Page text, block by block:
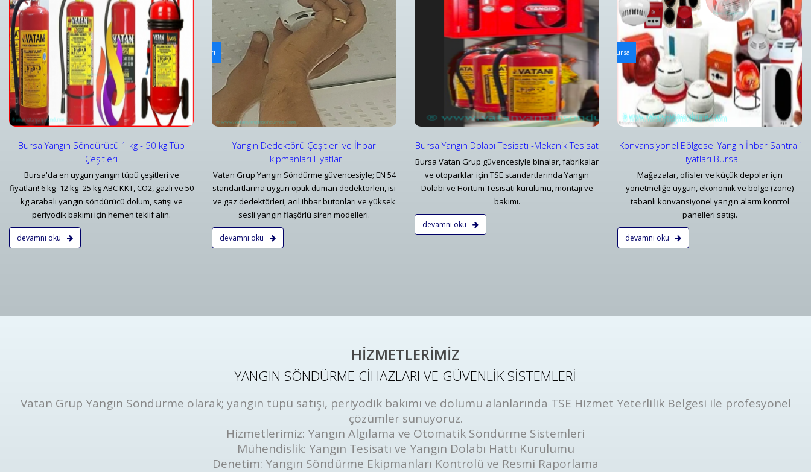
Bursa Yangın Söndürücü 1 kg - 50 kg Tüp
Çeşitleri
Bursa'da en uygun yangın tüpü çeşitleri ve
fiyatları! 6 kg -12 kg -25 kg ABC KKT, CO2, gazlı ve 50
kg arabalı yangın söndürücü dolum, satışı ve
periyodik bakımı için hemen teklif alın.
devamnı oku
Yangın Dedektörleri & Sensörleri (Duman, Isı, Gaz)
Yangın Dedektörü Çeşitleri ve İhbar Ekipmanları Fiyatları
Detaylar
Yangın Dedektörü Çeşitleri ve İhbar
Ekipmanları Fiyatları
Vatan Grup Yangın Söndürme güvencesiyle; EN 54
standartlarına uygun optik duman dedektörleri, ısı
ve gaz dedektörleri, acil ihbar butonları ve yüksek
sesli yangın flaşörlü siren modelleri.
devamnı oku
Yangın Dolabı ve Hortum Tesisatı
Bursa Yangın Dolabı Tesisatı -Mekanik Tesisat
Detaylar
Bursa Yangın Dolabı Tesisatı -Mekanik Tesisat
Bursa Vatan Grup güvencesiyle binalar, fabrikalar
ve otoparklar için TSE standartlarında Yangın
Dolabı ve Hortum Tesisatı kurulumu, montajı ve
bakımı.
devamnı oku
Yangın Alarm & Kontrol Panelleri
Konvansiyonel Bölgesel Yangın İhbar Santrali Fiyatları Bursa
Detaylar
Konvansiyonel Bölgesel Yangın İhbar Santrali
Fiyatları Bursa
Mağazalar, ofisler ve küçük depolar için
yönetmeliğe uygun, ekonomik ve bölge (zone)
tabanlı konvansiyonel yangın alarm kontrol
panelleri satışı.
devamnı oku
Arabalı Yangın Hortum Makaraları
Tekerlekli Mobil Yangın Hortumu Makaraları ve
Detaylar
HİZMETLERİMİZ
YANGIN SÖNDÜRME CİHAZLARI VE GÜVENLİK SİSTEMLERİ
Vatan Grup Yangın Söndürme olarak; yangın tüpü satışı, periyodik bakımı ve dolumu alanlarında TSE Hizmet Yeterlilik Belgesi ile profesyonel
çözümler sunuyoruz.
Hizmetlerimiz: Yangın Algılama ve Otomatik Söndürme Sistemleri
Mühendislik: Yangın Tesisatı ve Yangın Dolabı Hattı Kurulumu
Denetim: Yangın Söndürme Ekipmanları Kontrolü ve Resmi Raporlama